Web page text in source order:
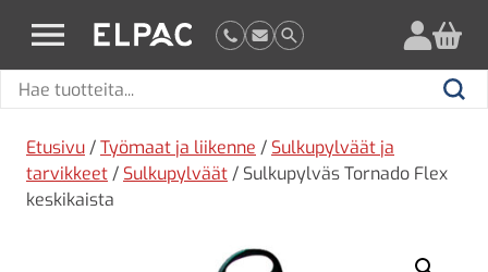
elpac.fi
Hae
Hae
Etusivu /Työmaat ja liikenne / Sulkupylväät ja
tarvikkeet / Sulkupylväät / Sulkupylväs Tornado Flex
keskikaista